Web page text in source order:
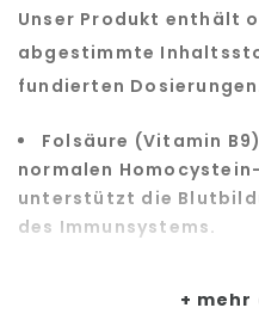
Unser Produkt enthält
abgestimmte
fundierten
Folsäure (Vitamin
normalen
unterstützt die
des Immunsystems.
Hormontätigkeit und
mehr